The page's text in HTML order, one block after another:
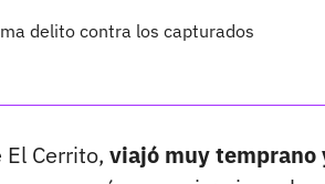
delito contra los capturados
Cerrito, viajó muy temprano